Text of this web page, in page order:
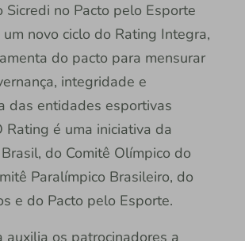
no Pacto pelo Esporte
um novo ciclo do Rating Integra,
do pacto para mensurar
integridade e
das entidades esportivas
Rating é uma iniciativa da
do Comitê Olímpico do
Paralímpico Brasileiro, do
e do Pacto pelo Esporte.